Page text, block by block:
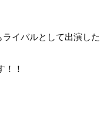
イバルとして出演した
！